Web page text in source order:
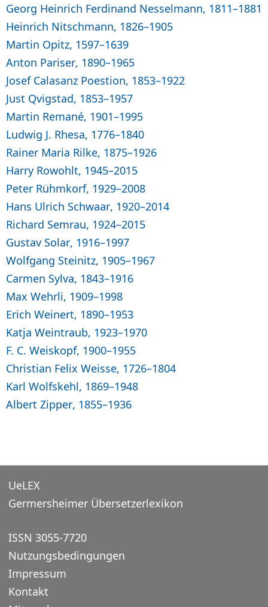
Georg Heinrich Ferdinand Nesselmann, 1811–1881
Heinrich Nitschmann, 1826–1905
Martin Opitz, 1597–1639
Anton Pariser, 1890–1965
Josef Calasanz Poestion, 1853–1922
Just Qvigstad, 1853–1957
Martin Remané, 1901–1995
Ludwig J. Rhesa, 1776–1840
Rainer Maria Rilke, 1875–1926
Harry Rowohlt, 1945–2015
Peter Rühmkorf, 1929–2008
Hans Ulrich Schwaar, 1920–2014
Richard Semrau, 1924–2015
Gustav Solar, 1916–1997
Wolfgang Steinitz, 1905–1967
Carmen Sylva, 1843–1916
Max Wehrli, 1909–1998
Erich Weinert, 1890–1953
Katja Weintraub, 1923–1970
F. C. Weiskopf, 1900–1955
Christian Felix Weisse, 1726–1804
Karl Wolfskehl, 1869–1948
Albert Zipper, 1855–1936
UeLEX
Germersheimer Übersetzerlexikon
ISSN 3055-7720
Nutzungsbedingungen
Impressum
Kontakt